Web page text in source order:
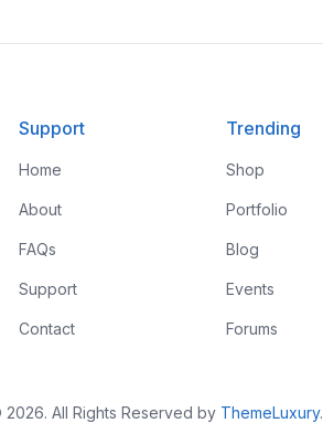
Support
Home
About
FAQs
Support
Contact
Trending
Shop
Portfolio
Blog
Events
Forums
All Rights Reserved by ThemeLuxury.